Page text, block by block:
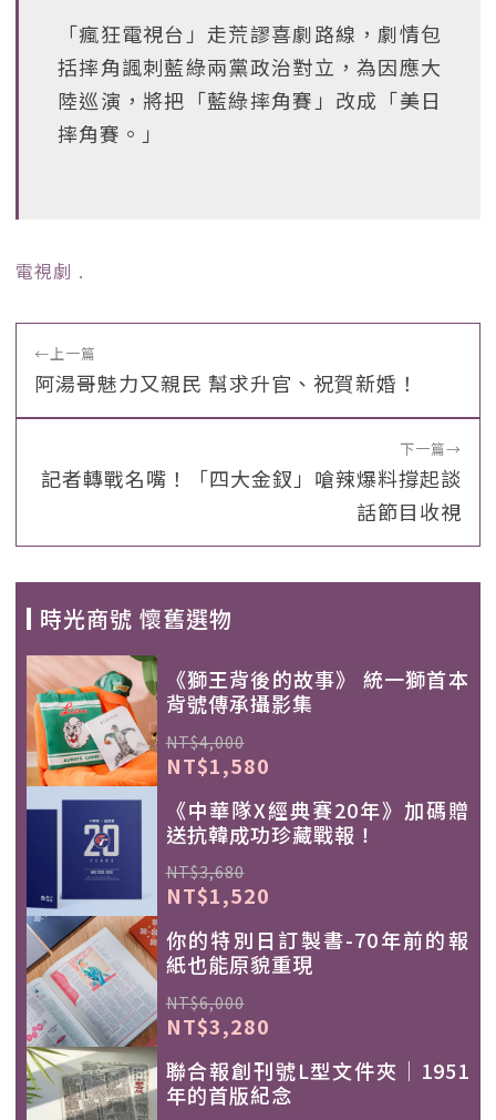
「瘋狂電視台」走荒謬喜劇路線，劇情包
括摔角諷刺藍綠兩黨政治對立，為因應大
陸巡演，將把「藍綠摔角賽」改成「美日
摔角賽。」
電視劇 ﹒
←上一篇
阿湯哥魅力又親民 幫求升官、祝賀新婚！
下一篇→
記者轉戰名嘴！「四大金釵」嗆辣爆料撐起談
話節目收視
時光商號 懷舊選物
《獅王背後的故事》 統一獅首本
背號傳承攝影集
NT$4,000
NT$1,580
《中華隊X經典賽20年》加碼贈
送抗韓成功珍藏戰報！
NT$3,680
NT$1,520
你的特別日訂製書-70年前的報
紙也能原貌重現
NT$6,000
NT$3,280
聯合報創刊號L型文件夾｜1951
年的首版紀念